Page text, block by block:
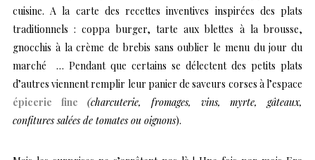
cuisine. A la carte des recettes inventives inspirées des plats
traditionnels : coppa burger, tarte aux blettes à la brousse,
gnocchis à la crème de brebis sans oublier le menu du jour du
marché … Pendant que certains se délectent des petits plats
d’autres viennent remplir leur panier de saveurs corses à l’espace
épicerie fine (charcuterie, fromages, vins, myrte, gâteaux,
confitures salées de tomates ou oignons).